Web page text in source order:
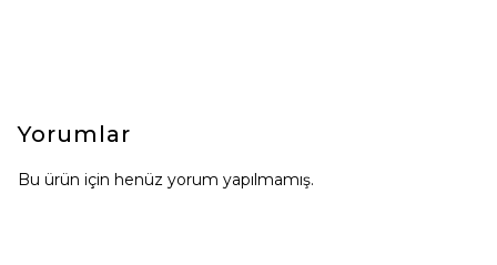
Yorumlar
Bu ürün için henüz yorum yapılmamış.